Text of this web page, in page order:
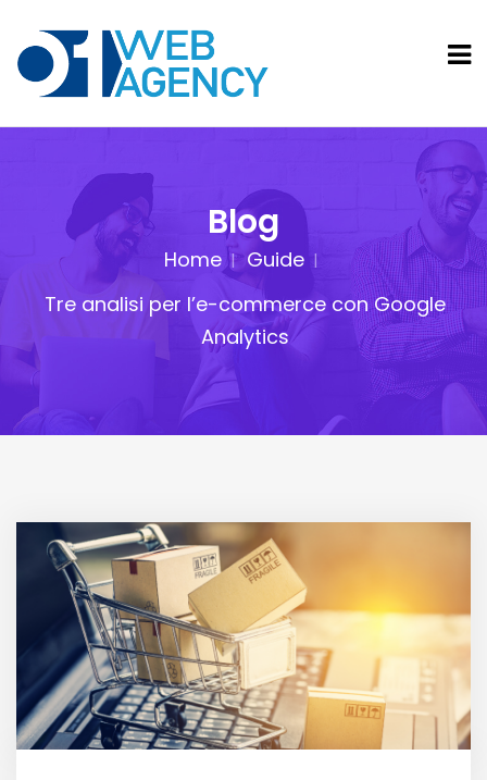
Blog
Home
Guide
Tre analisi per l’e-commerce con Google
Analytics